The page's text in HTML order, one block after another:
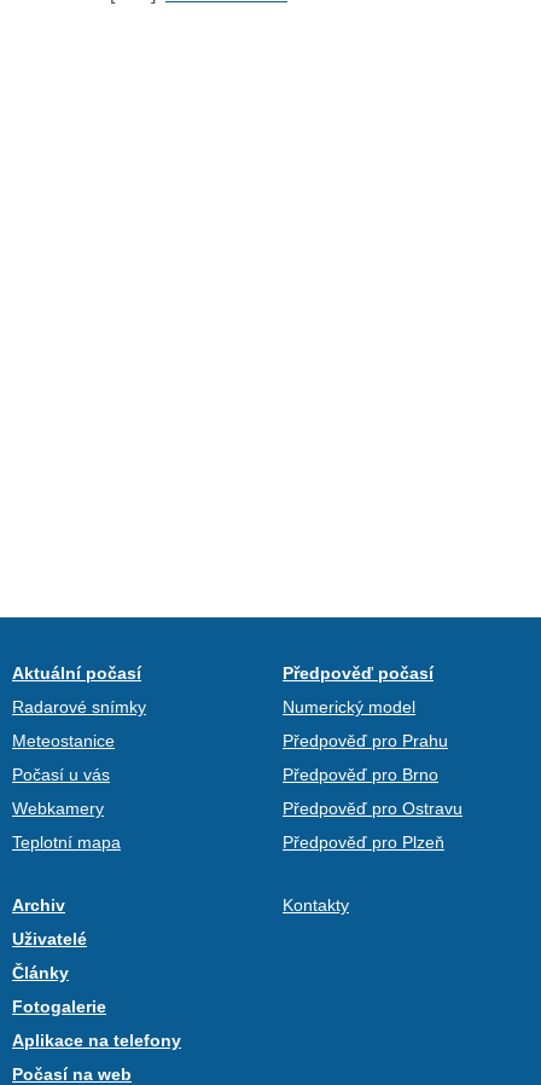
Aktuální počasí
Radarové snímky
Meteostanice
Počasí u vás
Webkamery
Teplotní mapa
Předpověď počasí
Numerický model
Předpověď pro Prahu
Předpověď pro Brno
Předpověď pro Ostravu
Předpověď pro Plzeň
Archiv
Uživatelé
Články
Fotogalerie
Aplikace na telefony
Počasí na web
Kontakty